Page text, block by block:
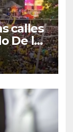
calles
De la